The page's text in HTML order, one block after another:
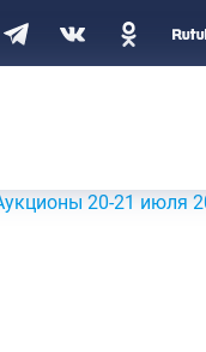
20-21 июля 2026 г.